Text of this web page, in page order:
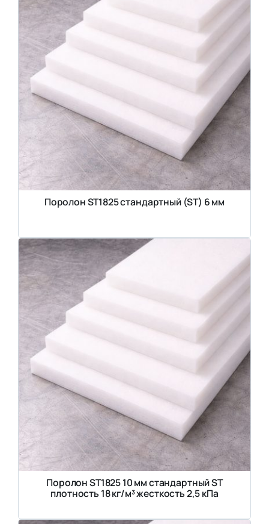
Поролон ST1825 стандартный (ST) 6 мм
Поролон ST1825 10 мм стандартный ST
плотность 18 кг/м³ жесткость 2,5 кПа